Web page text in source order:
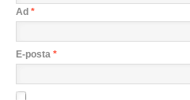
Ad *
E-posta *